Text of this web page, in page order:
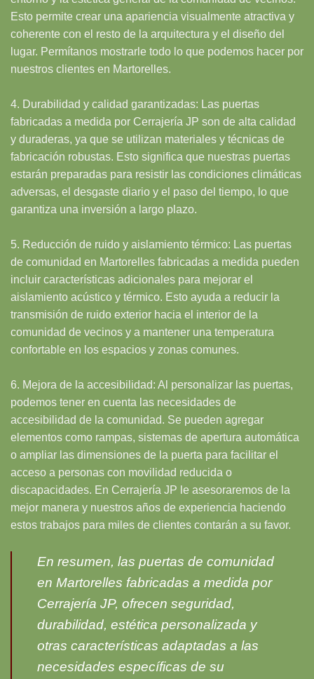
Esto permite crear una apariencia visualmente atractiva y
coherente con el resto de la arquitectura y el diseño del
lugar. Permítanos mostrarle todo lo que podemos hacer por
nuestros clientes en Martorelles.
4. Durabilidad y calidad garantizadas: Las puertas
fabricadas a medida por Cerrajería JP son de alta calidad
y duraderas, ya que se utilizan materiales y técnicas de
fabricación robustas. Esto significa que nuestras puertas
estarán preparadas para resistir las condiciones climáticas
adversas, el desgaste diario y el paso del tiempo, lo que
garantiza una inversión a largo plazo.
5. Reducción de ruido y aislamiento térmico: Las puertas
de comunidad en Martorelles fabricadas a medida pueden
incluir características adicionales para mejorar el
aislamiento acústico y térmico. Esto ayuda a reducir la
transmisión de ruido exterior hacia el interior de la
comunidad de vecinos y a mantener una temperatura
confortable en los espacios y zonas comunes.
6. Mejora de la accesibilidad: Al personalizar las puertas,
podemos tener en cuenta las necesidades de
accesibilidad de la comunidad. Se pueden agregar
elementos como rampas, sistemas de apertura automática
o ampliar las dimensiones de la puerta para facilitar el
acceso a personas con movilidad reducida o
discapacidades. En Cerrajería JP le asesoraremos de la
mejor manera y nuestros años de experiencia haciendo
estos trabajos para miles de clientes contarán a su favor.
En resumen, las puertas de comunidad
en Martorelles fabricadas a medida por
Cerrajería JP, ofrecen seguridad,
durabilidad, estética personalizada y
otras características adaptadas a las
necesidades específicas de su